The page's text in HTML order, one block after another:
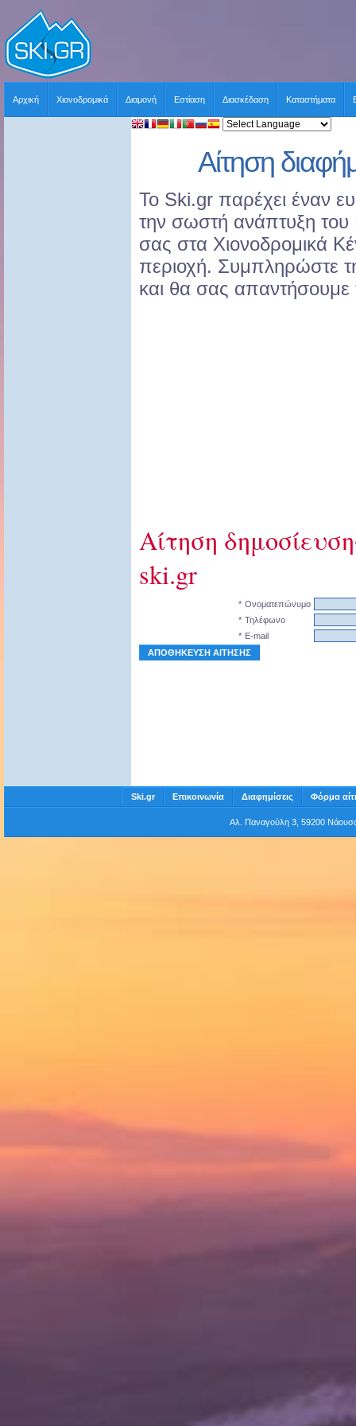
Αρχική Χιονοδρομικά Διαμονή Εστίαση Διασκέδαση Καταστήματα
Αίτηση
Το Ski.gr παρέχει έναν
την σωστή ανάπτυξη του
σας στα Χιονοδρομικά
περιοχή. Συμπληρώστε
και θα σας απαντήσουμε
Αίτηση
ski.gr
* Ονοματεπώνυμο
* Τηλέφωνο
* E-mail
Ski.gr Επικοινωνία Διαφημίσεις Φόρμα
Αλ. Παναγούλη 3, 59200